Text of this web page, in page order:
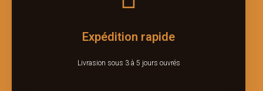
Expédition rapide
Livrasion sous 3 à 5 jours ouvrés